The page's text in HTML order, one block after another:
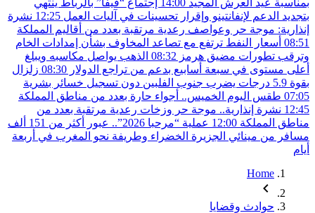
عيد العرش المجيد14:00إجتماع “فيفا” بالرباط ينتهي
الدعم لإنفانتينو وإقرار تحسينات في آليات العمل12:25نشرة
موجة حر وعواصف رعدية مرتقبة بعدد من أقاليم المملكة
أسعار النفط ترتفع مع تصاعد المخاوف بشأن إمدادات الخام
تطورات مضيق هرمز08:32الذهب يواصل مكاسبه ويبلغ
مستوى في سبعة أسابيع بدعم من تراجع الدولار08:30زلزال
طقس اليوم الخميس.. أجواء حارة بعدد من مناطق المملكة
نشرة إنذارية.. موجة حر وزخات رعدية مرتقبة بعدد من
المملكة12:00
عملية “مرحبا 2026”.. عبور أكثر من 151 ألف
من مينائي الجزيرة الخضراء وطريفة نحو المغرب في أربعة
Home
حوادث وقضايا